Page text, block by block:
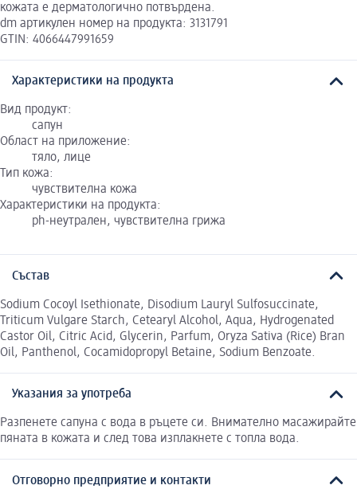
кожата е дерматологично потвърдена.
dm артикулен номер на продукта: 3131791
GTIN: 4066447991659
Характеристики на продукта
Вид продукт:
сапун
Област на приложение:
тяло, лице
Тип кожа:
чувствителна кожа
Характеристики на продукта:
ph-неутрален, чувствителна грижа
Състав
Sodium Cocoyl Isethionate, Disodium Lauryl Sulfosuccinate,
Triticum Vulgare Starch, Cetearyl Alcohol, Aqua, Hydrogenated
Castor Oil, Citric Acid, Glycerin, Parfum, Oryza Sativa (Rice) Bran
Oil, Panthenol, Cocamidopropyl Betaine, Sodium Benzoate.
Указания за употреба
Разпенете сапуна с вода в ръцете си. Внимателно масажирайте
пяната в кожата и след това изплакнете с топла вода.
Отговорно предприятие и контакти